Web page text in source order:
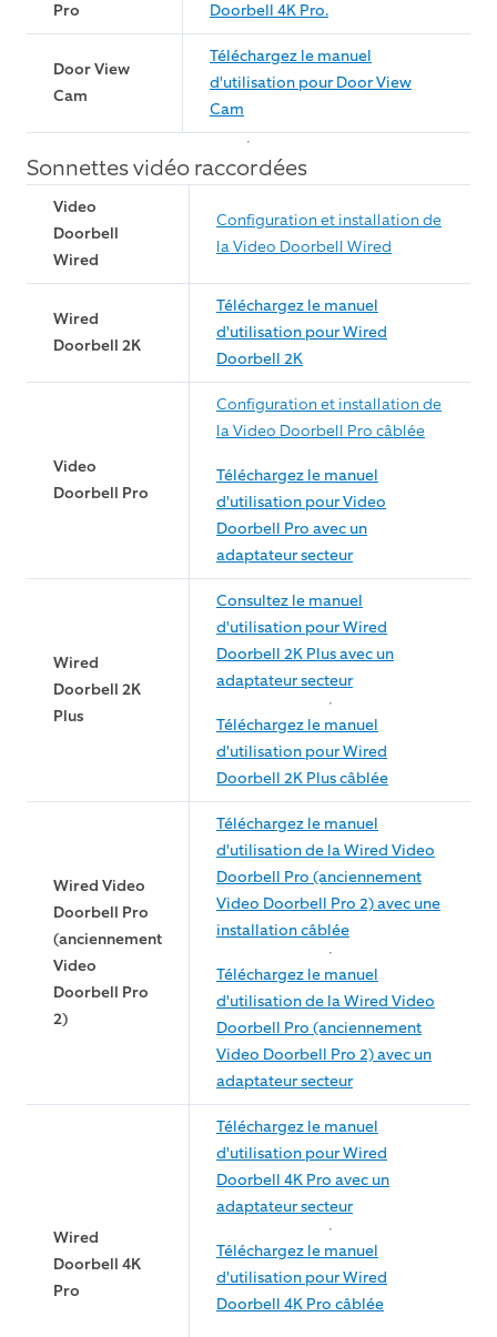
Pro
Doorbell 4K Pro.
Door View
Cam
Téléchargez le manuel
d'utilisation pour Door View
Cam
Sonnettes vidéo raccordées
Video
Doorbell
Wired
Configuration et installation de
la Video Doorbell Wired
Wired
Doorbell 2K
Téléchargez le manuel
d'utilisation pour Wired
Doorbell 2K
Video
Doorbell Pro
Configuration et installation de
la Video Doorbell Pro câblée
Téléchargez le manuel
d'utilisation pour Video
Doorbell Pro avec un
adaptateur secteur
Wired
Doorbell 2K
Plus
Consultez le manuel
d'utilisation pour Wired
Doorbell 2K Plus avec un
adaptateur secteur
Téléchargez le manuel
d'utilisation pour Wired
Doorbell 2K Plus câblée
Wired Video
Doorbell Pro
(anciennement
Video
Doorbell Pro
2)
Téléchargez le manuel
d'utilisation de la Wired Video
Doorbell Pro (anciennement
Video Doorbell Pro 2) avec une
installation câblée
Téléchargez le manuel
d'utilisation de la Wired Video
Doorbell Pro (anciennement
Video Doorbell Pro 2) avec un
adaptateur secteur
Wired
Doorbell 4K
Pro
Téléchargez le manuel
d'utilisation pour Wired
Doorbell 4K Pro avec un
adaptateur secteur
Téléchargez le manuel
d'utilisation pour Wired
Doorbell 4K Pro câblée